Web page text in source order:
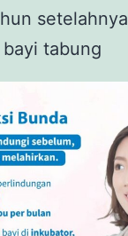
setelahnya
tabung